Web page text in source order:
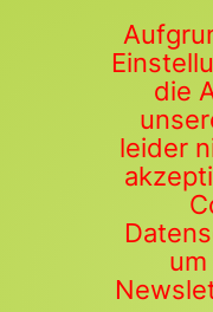
die
leider